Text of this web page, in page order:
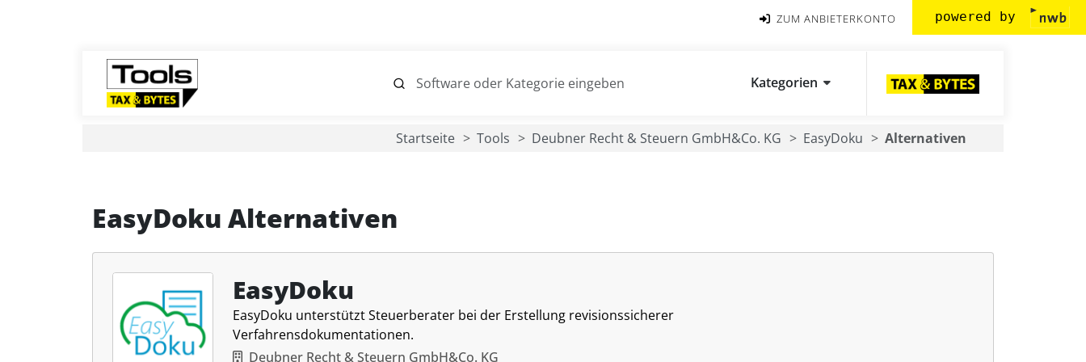
ZUM ANBIETERKONTO powered by
Kategorien
Startseite Tools Deubner Recht & Steuern GmbH&Co. KG EasyDoku Alternativen
EasyDoku Alternativen
EasyDoku
EasyDoku unterstützt Steuerberater bei der Erstellung revisionssicherer
Verfahrensdokumentationen.
Deubner Recht & Steuern GmbH&Co. KG